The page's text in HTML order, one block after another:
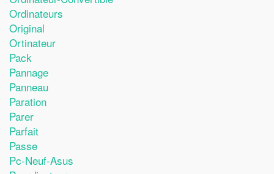
Ordinateurs
Original
Ortinateur
Pack
Pannage
Panneau
Paration
Parer
Parfait
Passe
Pc-Neuf-Asus